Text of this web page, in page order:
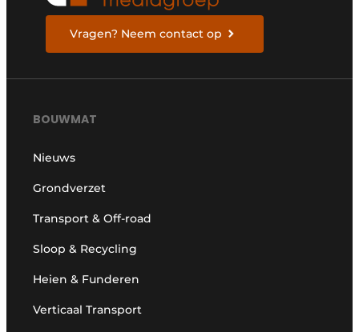
Vragen? Neem contact op
BOUWMAT
Nieuws
Grondverzet
Transport & Off-road
Sloop & Recycling
Heien & Funderen
Verticaal Transport